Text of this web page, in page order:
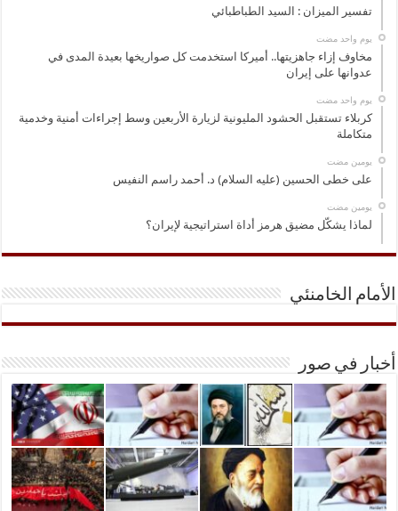
تفسير الميزان : السيد الطباطبائي
‏يوم واحد مضت
مخاوف إزاء جاهزيتها.. أميركا استخدمت كل صواريخها بعيدة المدى في
عدوانها على إيران
‏يوم واحد مضت
كربلاء تستقبل الحشود المليونية لزيارة الأربعين وسط إجراءات أمنية وخدمية
متكاملة
‏يومين مضت
على خطى الحسين (عليه السلام) د. أحمد راسم النفيس
‏يومين مضت
لماذا يشكّل مضيق هرمز أداة استراتيجية لإيران؟
الأمام الخامنئي
أخبار في صور